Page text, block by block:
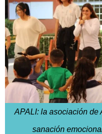
APALI: la asociación de
sanación